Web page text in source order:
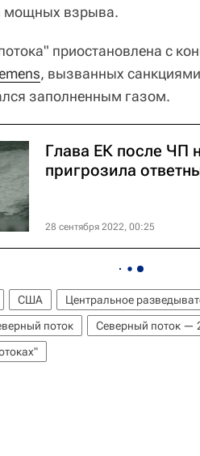
мощных взрыва.
приостановлена с
, вызванных
заполненным газом.
Глава ЕК после ЧП
пригрозила
28 сентября 2022, 00:25
США
Центральное
поток Северный поток —